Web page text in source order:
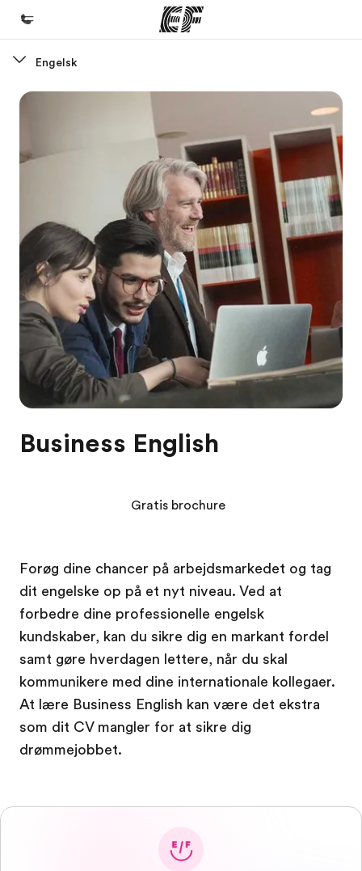
Velkommen til EF
Se alt hvad vi gør
Find et kontor nær dig
Hvem er vi?
Karriere
Bliv en del af holdet
Engelsk
Business English
Forøg dine chancer på arbejdsmarkedet og tag
dit engelske op på et nyt niveau. Ved at
forbedre dine professionelle engelsk
kundskaber, kan du sikre dig en markant fordel
samt gøre hverdagen lettere, når du skal
kommunikere med dine internationale kollegaer.
At lære Business English kan være det ekstra
som dit CV mangler for at sikre dig
drømmejobbet.
Gratis brochure